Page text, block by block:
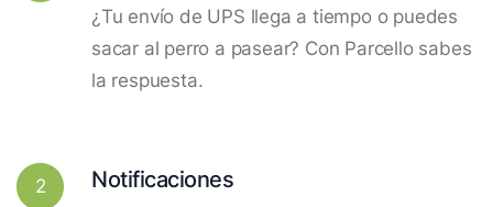
¿Tu envío de UPS llega a tiempo o puedes
sacar al perro a pasear? Con Parcello sabes
la respuesta.
2 Notificaciones